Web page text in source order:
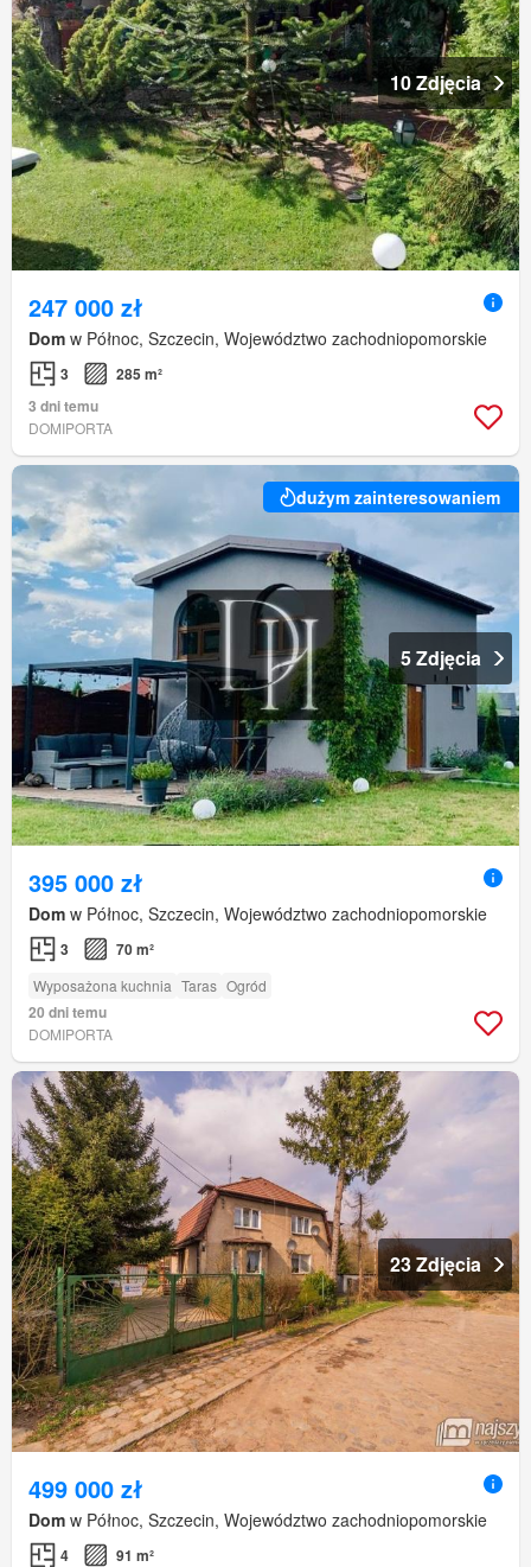
10 Zdjęcia
247 000 zł
Dom w Północ, Szczecin, Województwo zachodniopomorskie
3
285 m²
3 dni temu
DOMIPORTA
dużym zainteresowaniem
5 Zdjęcia
395 000 zł
Dom w Północ, Szczecin, Województwo zachodniopomorskie
3 70 m²
Wyposażona kuchnia Taras Ogród
20 dni temu
DOMIPORTA
23 Zdjęcia
499 000 zł
Dom w Północ, Szczecin, Województwo zachodniopomorskie
4 91 m²